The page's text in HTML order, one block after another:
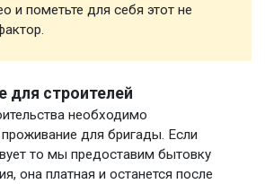
и пометьте для себя этот не
для строителей
необходимо
для бригады. Если
то мы предоставим бытовку
она платная и останется после